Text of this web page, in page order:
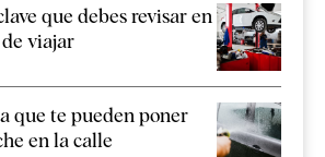
que debes revisar en
viajar
que te pueden poner
en la calle